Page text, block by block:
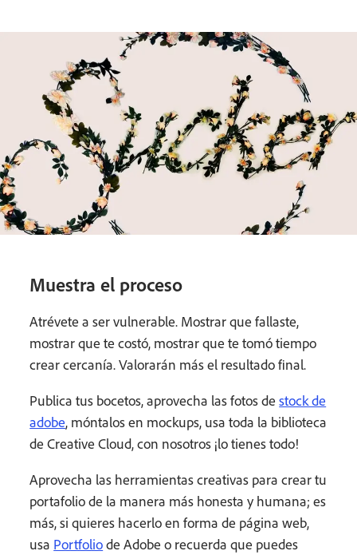
Muestra el proceso
Atrévete a ser vulnerable. Mostrar que fallaste,
mostrar que te costó, mostrar que te tomó tiempo
crear cercanía. Valorarán más el resultado final.
Publica tus bocetos, aprovecha las fotos destock de
adobe, móntalos en mockups, usa toda la biblioteca
de Creative Cloud, con nosotros ¡lo tienes todo!
Aprovecha las herramientas creativas para crear tu
portafolio de la manera más honesta y humana; es
más, si quieres hacerlo en forma de página web,
usa Portfoliode Adobe o recuerda que puedes